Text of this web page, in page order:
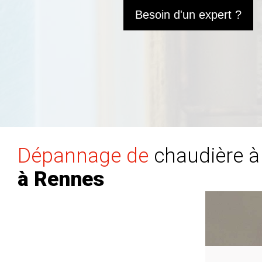
Besoin d'un expert ?
Dépannage de chaudière
à Rennes